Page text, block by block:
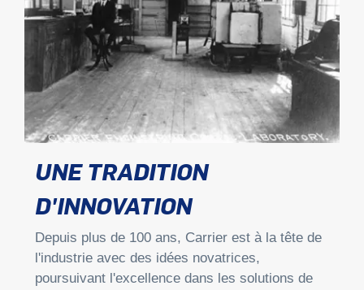
UNE TRADITION
D'INNOVATION
Depuis plus de 100 ans, Carrier est à la tête de
l'industrie avec des idées novatrices,
poursuivant l'excellence dans les solutions de